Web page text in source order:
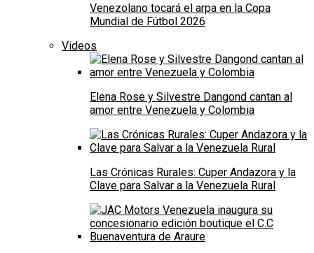
Venezolano tocará el arpa en la Copa
Mundial de Fútbol 2026
Videos
Elena Rose y Silvestre Dangond cantan al
amor entre Venezuela y Colombia
Las Crónicas Rurales: Cuper Andazora y la
Clave para Salvar a la Venezuela Rural